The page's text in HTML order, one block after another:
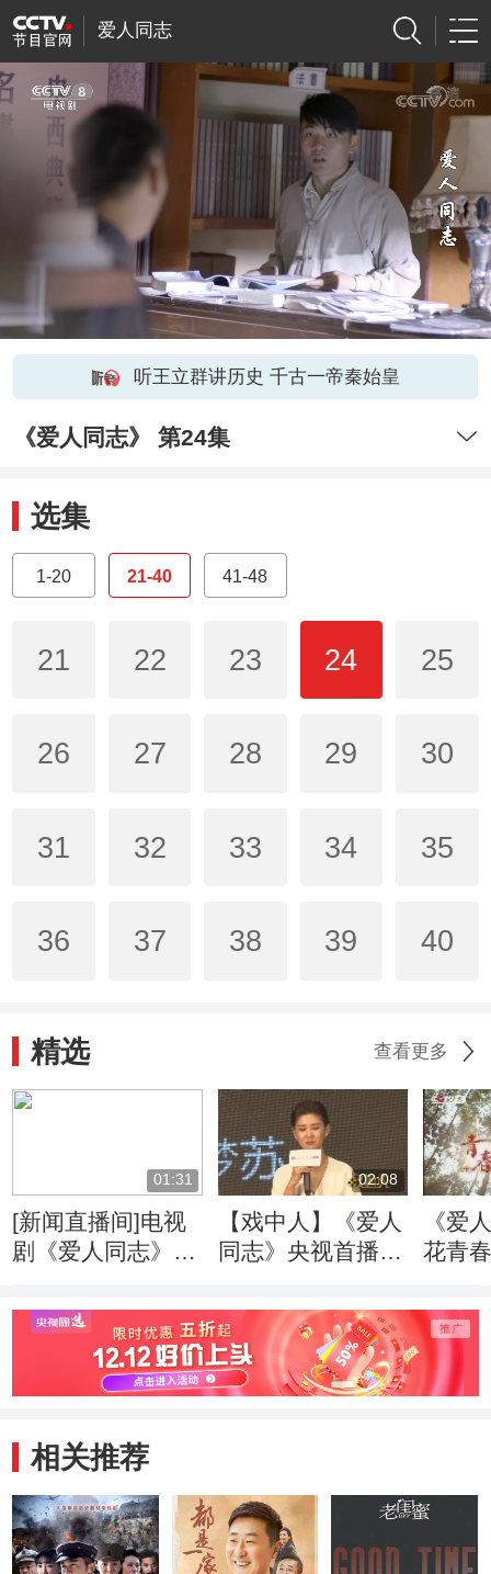
爱人同志
听王立群讲历史 千古一帝秦始皇
《爱人同志》 第24集
选集
1-20 21-40 41-48
21 22 23 24 25
26 27 28 29 30
31 32 33 34 35
36 37 38 39 40
精选 查看更多
01:31
[新闻直播间]电视
剧《爱人同志》央
创作 致敬革命先
辈
02:08
【戏中人】《爱人
同志》央视首播
仰之美
《爱
花青
相关推荐